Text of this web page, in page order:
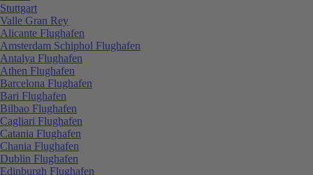
Stuttgart
Valle Gran Rey
Alicante Flughafen
Amsterdam Schiphol Flughafen
Antalya Flughafen
Athen Flughafen
Barcelona Flughafen
Bari Flughafen
Bilbao Flughafen
Cagliari Flughafen
Catania Flughafen
Chania Flughafen
Dublin Flughafen
Edinburgh Flughafen